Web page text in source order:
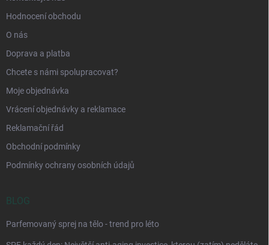
Hodnocení obchodu
O nás
Doprava a platba
Chcete s námi spolupracovat?
Moje objednávka
Vrácení objednávky a reklamace
Reklamační řád
Obchodní podmínky
Podmínky ochrany osobních údajů
BLOG
Parfemovaný sprej na tělo - trend pro léto